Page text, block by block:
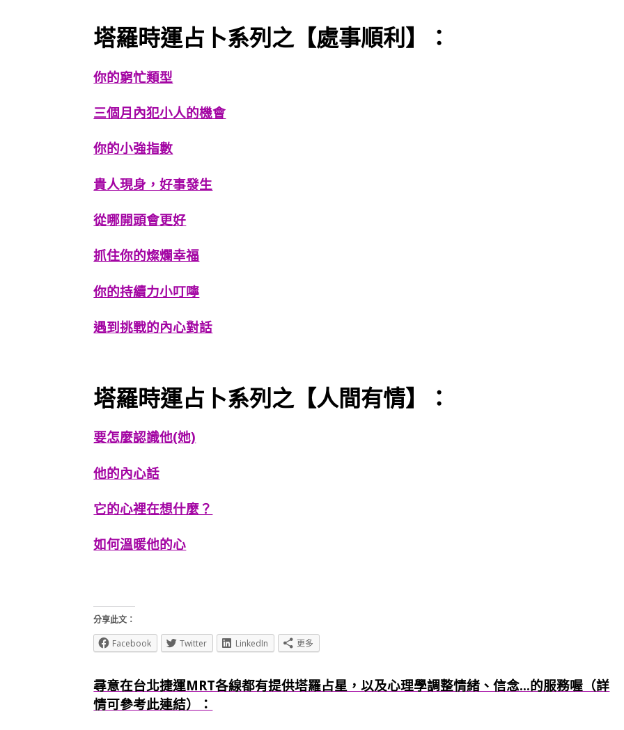
塔羅時運占卜系列之【處事順利】：
你的窮忙類型
三個月內犯小人的機會
你的小強指數
貴人現身，好事發生
從哪開頭會更好
抓住你的燦爛幸福
你的持續力小叮嚀
遇到挑戰的內心對話
塔羅時運占卜系列之【人間有情】：
要怎麼認識他(她)
他的內心話
它的心裡在想什麼？
如何溫暖他的心
分享此文：
Facebook
Twitter LinkedIn 更多
尋意在台北捷運MRT各線都有提供塔羅占星，以及心理學調整情緒、信念...的服務喔（詳
情可參考此連結）：